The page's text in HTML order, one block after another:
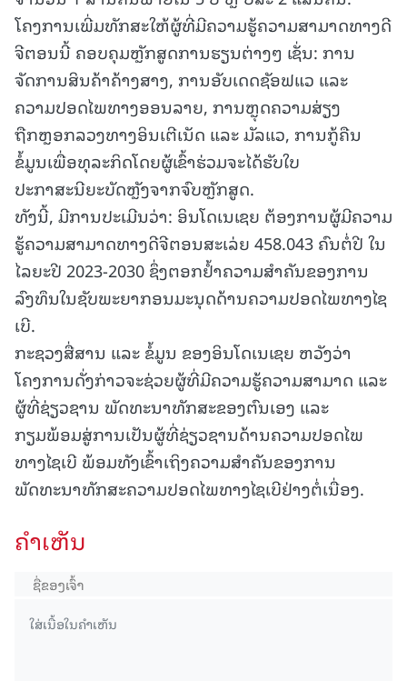
ໂຄງການເພີ່ມທັກສະໃຫ້ຜູ້ທີ່ມີຄວາມຮູ້ຄວາມສາມາດທາງດີ
ຈີຕອນນີ້ ຄອບຄຸມຫຼັກສູດການຮຽນຕ່າງໆ ເຊັ່ນ: ການ
ຈັດການສິນຄ້າຄ້າງສາງ, ການອັບເດດຊັອຟແວ ແລະ
ຄວາມປອດໄພທາງອອນລາຍ, ການຫຼຸດຄວາມສ່ຽງ
ຖືກຫຼອກລວງທາງອິນເຕີເນັດ ແລະ ມັລແວ, ການກູ້ຄືນ
ຂໍ້ມູນເພື່ອທຸລະກິດໂດຍຜູ້ເຂົ້າຮ່ວມຈະໄດ້ຮັບໃບ
ປະກາສະນີຍະບັດຫຼັງຈາກຈົບຫຼັກສູດ.
ທັງນີ້, ມີການປະເມີນວ່າ: ອິນໂດເນເຊຍ ຕ້ອງການຜູ້ມີຄວາມ
ຮູ້ຄວາມສາມາດທາງດີຈີຕອນສະເລ່ຍ 458.043 ຄົນຕໍ່ປີ ໃນ
ໄລຍະປີ 2023-2030 ຊຶ່ງຕອກຢໍ້າຄວາມສຳຄັນຂອງການ
ລົງທຶນໃນຊັບພະຍາກອນມະນຸດດ້ານຄວາມປອດໄພທາງໄຊ
ເບີ.
ກະຊວງສື່ສານ ແລະ ຂໍ້ມູນ ຂອງອິນໂດເນເຊຍ ຫວັງວ່າ
ໂຄງການດັ່ງກ່າວຈະຊ່ວຍຜູ້ທີ່ມີຄວາມຮູ້ຄວາມສາມາດ ແລະ
ຜູ້ທີ່ຊ່ຽວຊານ ພັດທະນາທັກສະຂອງຕົນເອງ ແລະ
ກຽມພ້ອມສູ່ການເປັນຜູ້ທີ່ຊ່ຽວຊານດ້ານຄວາມປອດໄພ
ທາງໄຊເບີ ພ້ອມທັງເຂົ້າເຖິງຄວາມສຳຄັນຂອງການ
ພັດທະນາທັກສະຄວາມປອດໄພທາງໄຊເບີຢ່າງຕໍ່ເນື່ອງ.
ຄໍາເຫັນ